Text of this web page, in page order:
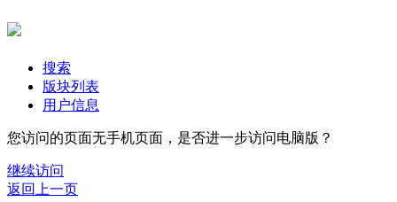
搜索
版块列表
用户信息
您访问的页面无手机页面，是否进一步访问电脑版？
继续访问
返回上一页